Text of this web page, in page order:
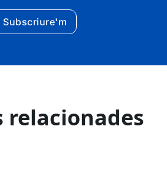
Subscriure'm
relacionades